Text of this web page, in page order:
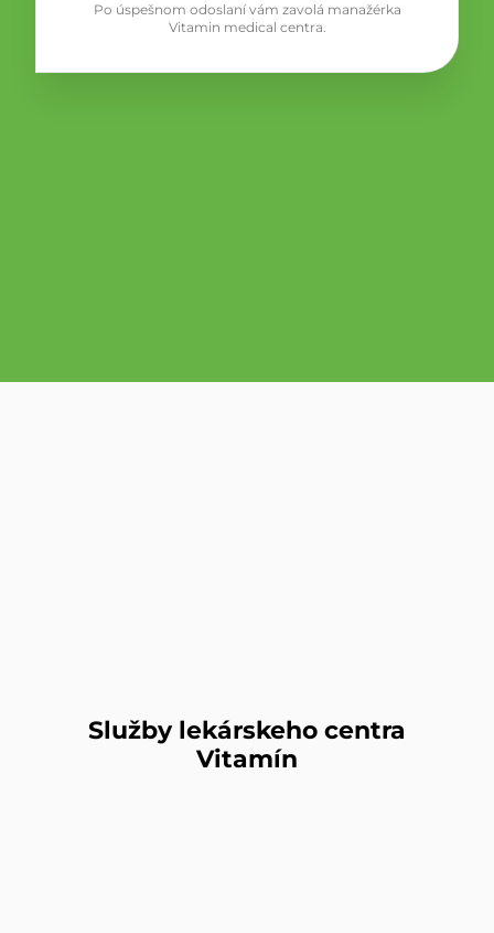
Po úspešnom odoslaní vám zavolá manažérka
Vitamin medical centra.
Služby lekárskeho centra
Vitamín